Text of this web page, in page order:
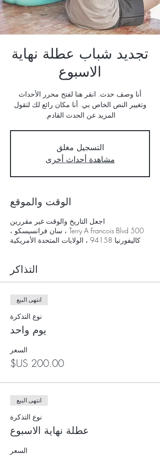
تجديد شباب عطلة نهاية
الاسبوع
أنا وصف حدث. انقر هنا لفتح محرر الأحداث
وتغيير النص الخاص بي. أنا مكان رائع لك لتقول
المزيد عن الحدث القادم.
التسجيل مغلق
مشاهدة أحداث أخرى
الوقت والموقع
اجعل التاريخ والوقت غير مقررين
500 Terry A Francois Blvd ، سان فرانسيسكو ،
كاليفورنيا 94158 ، الولايات المتحدة الأمريكية
التذاكر
انتهى البيع
نوع التذكرة
يوم واحد
السعر
انتهى البيع
نوع التذكرة
عطلة نهاية الاسبوع
السعر